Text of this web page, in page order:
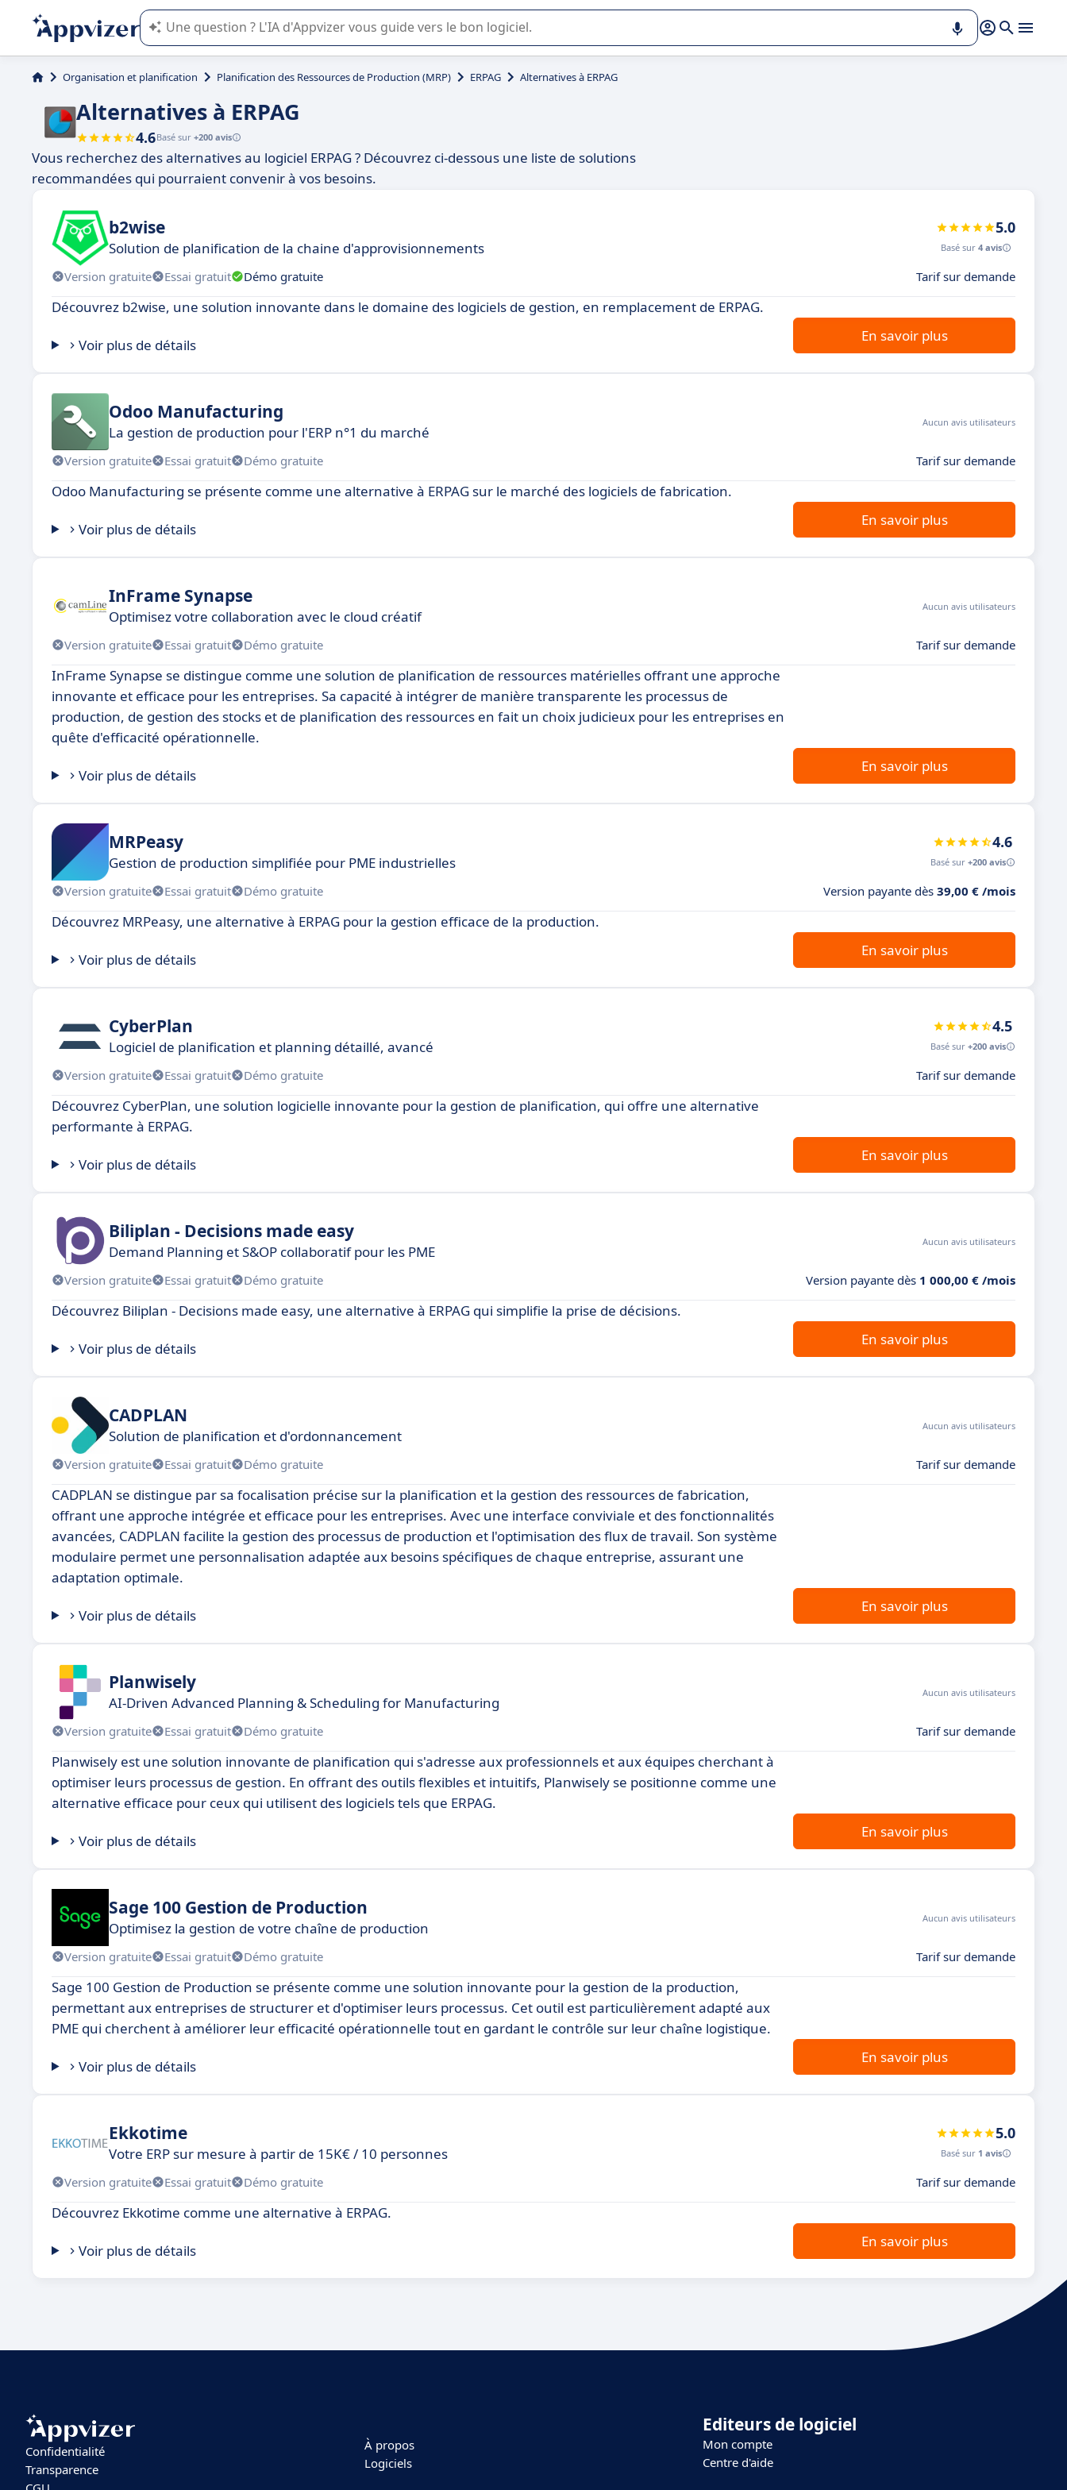
L'IA de Appvizer vous guide dans l'utilisation ou la sélection de logiciel SaaS en entreprise.
Organisation et planification Planification des Ressources de Production (MRP) ERPAG Alternatives à ERPAG
Alternatives à ERPAG
4.6Basé sur +200 avis
Vous recherchez des alternatives au logiciel ERPAG ? Découvrez ci-dessous une liste de solutions
recommandées qui pourraient convenir à vos besoins.
b2wise
Solution de planification de la chaine d'approvisionnements
5.0
Basé sur 4 avis
Version gratuite Essai gratuit Démo gratuite Tarif sur demande
Découvrez b2wise, une solution innovante dans le domaine des logiciels de gestion, en remplacement de ERPAG.
Voir plus de détails
En savoir plus
Odoo Manufacturing
La gestion de production pour l'ERP n°1 du marché
Aucun avis utilisateurs
Version gratuite Essai gratuit Démo gratuite Tarif sur demande
Odoo Manufacturing se présente comme une alternative à ERPAG sur le marché des logiciels de fabrication.
Voir plus de détails
En savoir plus
InFrame Synapse
Optimisez votre collaboration avec le cloud créatif
Aucun avis utilisateurs
Version gratuite Essai gratuit Démo gratuite Tarif sur demande
InFrame Synapse se distingue comme une solution de planification de ressources matérielles offrant une approche
innovante et efficace pour les entreprises. Sa capacité à intégrer de manière transparente les processus de
production, de gestion des stocks et de planification des ressources en fait un choix judicieux pour les entreprises en
quête d'efficacité opérationnelle.
Voir plus de détails
En savoir plus
MRPeasy
Gestion de production simplifiée pour PME industrielles
4.6
Basé sur +200 avis
Version gratuite Essai gratuit Démo gratuite Version payante dès 39,00 € /mois
Découvrez MRPeasy, une alternative à ERPAG pour la gestion efficace de la production.
Voir plus de détails
En savoir plus
CyberPlan
Logiciel de planification et planning détaillé, avancé
4.5
Basé sur +200 avis
Version gratuite Essai gratuit Démo gratuite Tarif sur demande
Découvrez CyberPlan, une solution logicielle innovante pour la gestion de planification, qui offre une alternative
performante à ERPAG.
Voir plus de détails
En savoir plus
Biliplan - Decisions made easy
Demand Planning et S&OP collaboratif pour les PME
Aucun avis utilisateurs
Version gratuite Essai gratuit Démo gratuite Version payante dès 1 000,00 € /mois
Découvrez Biliplan - Decisions made easy, une alternative à ERPAG qui simplifie la prise de décisions.
Voir plus de détails
En savoir plus
CADPLAN
Solution de planification et d'ordonnancement
Aucun avis utilisateurs
Version gratuite Essai gratuit Démo gratuite Tarif sur demande
CADPLAN se distingue par sa focalisation précise sur la planification et la gestion des ressources de fabrication,
offrant une approche intégrée et efficace pour les entreprises. Avec une interface conviviale et des fonctionnalités
avancées, CADPLAN facilite la gestion des processus de production et l'optimisation des flux de travail. Son système
modulaire permet une personnalisation adaptée aux besoins spécifiques de chaque entreprise, assurant une
adaptation optimale.
Voir plus de détails
En savoir plus
Planwisely
AI-Driven Advanced Planning & Scheduling for Manufacturing
Aucun avis utilisateurs
Version gratuite Essai gratuit Démo gratuite Tarif sur demande
Planwisely est une solution innovante de planification qui s'adresse aux professionnels et aux équipes cherchant à
optimiser leurs processus de gestion. En offrant des outils flexibles et intuitifs, Planwisely se positionne comme une
alternative efficace pour ceux qui utilisent des logiciels tels que ERPAG.
Voir plus de détails
En savoir plus
Sage 100 Gestion de Production
Optimisez la gestion de votre chaîne de production
Aucun avis utilisateurs
Version gratuite Essai gratuit Démo gratuite Tarif sur demande
Sage 100 Gestion de Production se présente comme une solution innovante pour la gestion de la production,
permettant aux entreprises de structurer et d'optimiser leurs processus. Cet outil est particulièrement adapté aux
PME qui cherchent à améliorer leur efficacité opérationnelle tout en gardant le contrôle sur leur chaîne logistique.
Voir plus de détails
En savoir plus
Ekkotime
Votre ERP sur mesure à partir de 15K€ / 10 personnes
5.0
Basé sur 1 avis
Version gratuite Essai gratuit Démo gratuite Tarif sur demande
Découvrez Ekkotime comme une alternative à ERPAG.
Voir plus de détails
En savoir plus
Confidentialité
Transparence
À propos
Logiciels
Editeurs de logiciel
Mon compte
Centre d'aide